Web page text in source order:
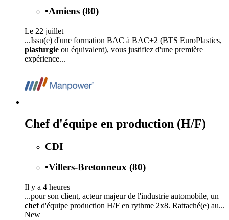
•Amiens (80)
Le 22 juillet
...Issu(e) d'une formation BAC à BAC+2 (BTS EuroPlastics,
plasturgie ou équivalent), vous justifiez d'une première
expérience...
Chef d'équipe en production (H/F)
CDI
•Villers-Bretonneux (80)
Il y a 4 heures
...pour son client, acteur majeur de l'industrie automobile, un
chefd'équipe production H/F en rythme 2x8. Rattaché(e) au...
New